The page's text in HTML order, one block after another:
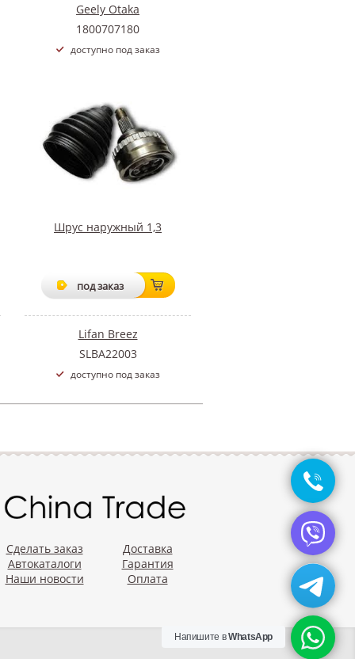
Geely Otaka
1800707180
доступно под заказ
Шрус наружный 1,3
под заказ
Lifan Breez
SLBA22003
доступно под заказ
Сделать заказ
Автокаталоги
Наши новости
Доставка
Гарантия
Оплата
Напишите вWhatsApp